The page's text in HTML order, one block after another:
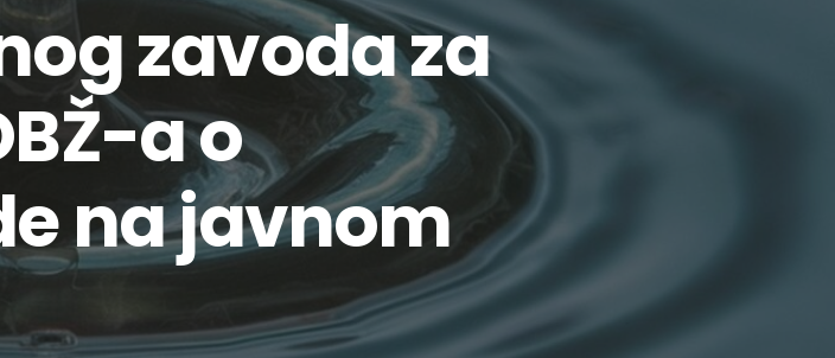
zavoda za
a o
na javnom